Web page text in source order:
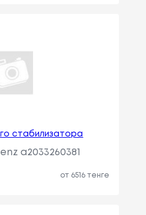
стабилизатора
a2033260381
от 6516 тенге